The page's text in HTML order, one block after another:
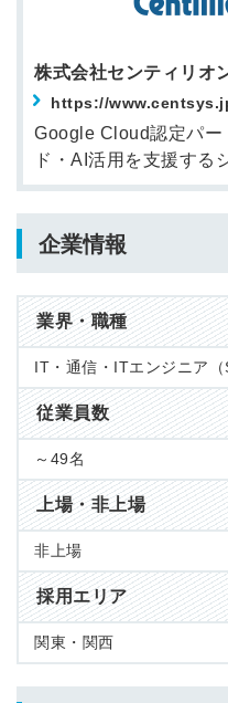
株式会社センティリオ
https://
Google Cloud認定パー
ド・AI活用を支援する
企業情報
業界・職種
IT・通信・ITエンジニア（
従業員数
～49名
上場・非上場
非上場
採用エリア
関東・関西